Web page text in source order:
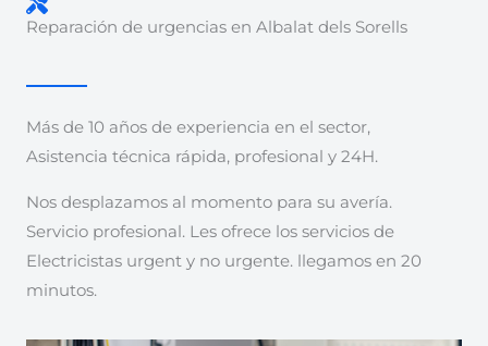
Reparación de urgencias en Albalat dels Sorells
Más de 10 años de experiencia en el sector,
Asistencia técnica rápida, profesional y 24H.
Nos desplazamos al momento para su avería.
Servicio profesional. Les ofrece los servicios de
Electricistas urgent y no urgente. llegamos en 20
minutos.